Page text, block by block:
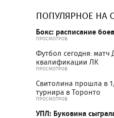
ПОПУЛЯРНОЕ НА
Бокс: расписание боев
ПРОСМОТРОВ
Футбол сегодня:
квалификации ЛК
ПРОСМОТРОВ
Свитолина прошла в
турнира в Торонто
ПРОСМОТРОВ
УПЛ: Буковина